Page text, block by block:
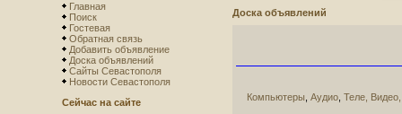
Главная
Поиск
Гостевая
Обратная связь
Добавить объявление
Доска объявлений
Сайты Севастополя
Новости Севастополя
Сейчас на сайте
Доска объявлений
Компьютеры Аудио, Теле,